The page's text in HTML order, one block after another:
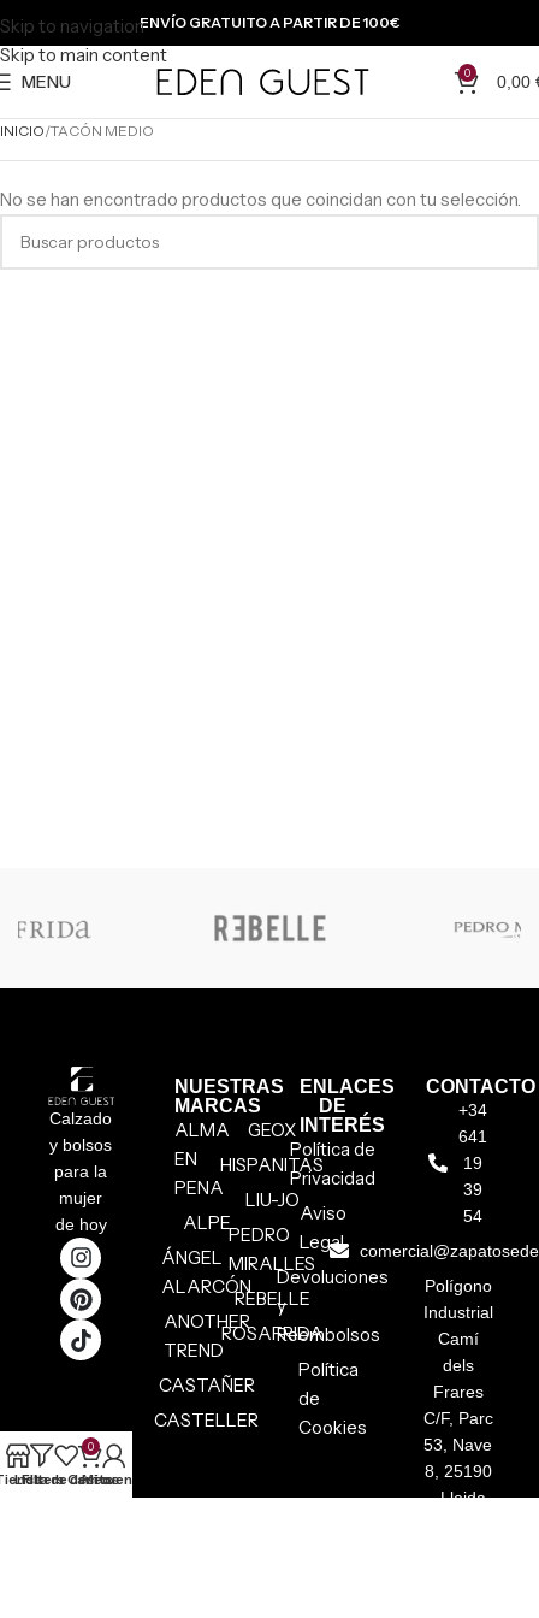
Skip to navigation
Skip to main content
ENVÍO GRATUITO A PARTIR DE 100€
MENU 0 0,00
INICIO TACÓN MEDIO
No se han encontrado productos que coincidan con tu selección.
Calzado
y bolsos
para la
mujer
de hoy
NUESTRAS
MARCAS
ALMA
EN
PENA
ALPE
ÁNGEL
ALARCÓN
ANOTHER
TREND
CASTAÑER
CASTELLER
GEOX
HISPANITAS
LIU-JO
PEDRO
MIRALLES
REBELLE
ROSAFRIDA
ENLACES
DE
INTERÉS
Política de
Privacidad
Aviso
Legal
Devoluciones
y
Reembolsos
Política
de
Cookies
CONTACTO
+34
641
19
39
54
Polígono
Industrial
Camí
dels
Frares
C/F, Parc
53, Nave
8, 25190
, Lleida
Filters
Lista de deseos
0
Carrito
Mi cuenta